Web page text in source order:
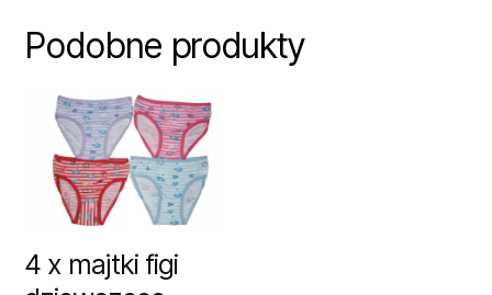
Podobne produkty
4 x majtki figi